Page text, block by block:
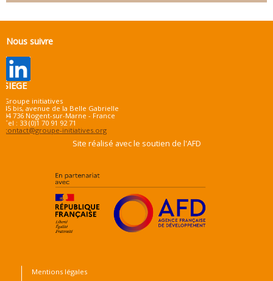
Nous suivre
SIEGE
Groupe initiatives
45 bis, avenue de la Belle Gabrielle
94 736 Nogent-sur-Marne - France
Tel : 33 (0)1 70 91 92 71
contact@groupe-initiatives.org
Site réalisé avec le soutien de l'AFD
Mentions légales